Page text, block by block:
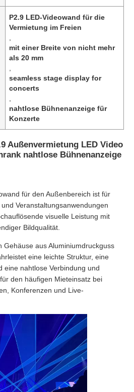
P2.9 LED-Videowand für die
Vermietung im Freien
mit einer Breite von nicht mehr
als 20 mm
seamless stage display for
concerts
nahtlose Bühnenanzeige für
Konzerte
Außenvermietung LED Video
nahtlose Bühnenanzeige
für den Außenbereich ist für
Veranstaltungsanwendungen
visuelle Leistung mit
Bildqualität.
Gehäuse aus Aluminiumdruckguss
eine leichte Struktur, eine
eine nahtlose Verbindung und
den häufigen Mieteinsatz bei
Konferenzen und Live-